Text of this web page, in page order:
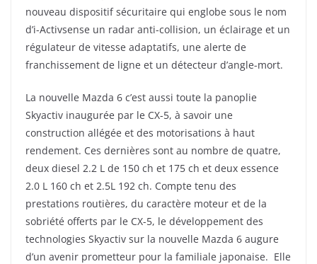
nouveau dispositif sécuritaire qui englobe sous le nom
d’i-Activsense un radar anti-collision, un éclairage et un
régulateur de vitesse adaptatifs, une alerte de
franchissement de ligne et un détecteur d’angle-mort.
La nouvelle Mazda 6 c’est aussi toute la panoplie
Skyactiv inaugurée par le CX-5, à savoir une
construction allégée et des motorisations à haut
rendement. Ces dernières sont au nombre de quatre,
deux diesel 2.2 L de 150 ch et 175 ch et deux essence
2.0 L 160 ch et 2.5L 192 ch. Compte tenu des
prestations routières, du caractère moteur et de la
sobriété offerts par le CX-5, le développement des
technologies Skyactiv sur la nouvelle Mazda 6 augure
d’un avenir prometteur pour la familiale japonaise. Elle